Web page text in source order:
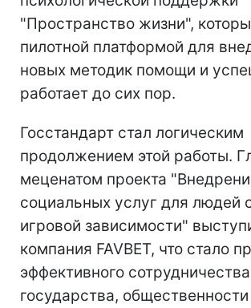
"Пространство жизни",
пилотной платформой для
новых методик помощи и
работает до сих пор.
Госстандарт стал логическим
продолжением этой работы.
меценатом проекта
социальных услуг для людей
игровой зависимости"
компания FAVBET, что стало
эффективного сотрудничества
государства, общественности